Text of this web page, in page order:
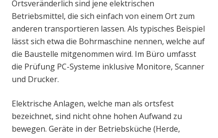
Ortsveränderlich sind jene elektrischen
Betriebsmittel, die sich einfach von einem Ort zum
anderen transportieren lassen. Als typisches Beispiel
lässt sich etwa die Bohrmaschine nennen, welche auf
die Baustelle mitgenommen wird. Im Büro umfasst
die Prüfung PC-Systeme inklusive Monitore, Scanner
und Drucker.
Elektrische Anlagen, welche man als ortsfest
bezeichnet, sind nicht ohne hohen Aufwand zu
bewegen. Geräte in der Betriebsküche (Herde,